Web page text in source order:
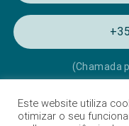
(Chamada
Política de
Este website utiliza
otimizar o seu